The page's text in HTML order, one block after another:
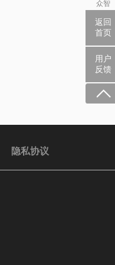
众智
返回
首页
用户
反馈
隐私协议